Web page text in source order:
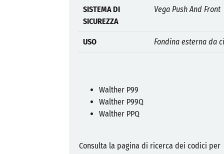
SISTEMA DI
SICUREZZA
Vega Push And Front
USO Fondina esterna da
Walther P99
Walther P99Q
Walther PPQ
Consulta la pagina di ricerca dei codici per